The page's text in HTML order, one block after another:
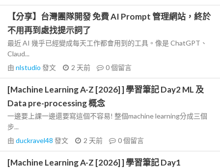
【分享】台灣團隊開發 免費 AI Prompt 管理網站，終於
不用再到處找提示詞了
最近 AI 幾乎已經變成每天工作都會用到的工具。像是 ChatGPT、
Claud...
由 nlstudio 發文 2 天前 0個留言
[Machine Learning A-Z [2026] ] 學習筆記 Day2 ML 及
Data pre-processing 概念
一邊要上課一邊還要寫這個不容易! 整個machine learning分成三個
步...
由 duckravel48 發文 2 天前 0個留言
[Machine Learning A-Z [2026] ] 學習筆記 Day1